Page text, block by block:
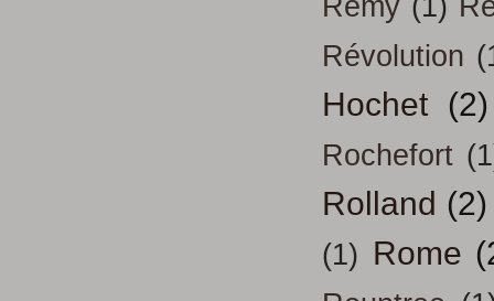
Remy (1)
Révolution
Hochet (2)
Rochefort
Rolland (2)
(1) Rome